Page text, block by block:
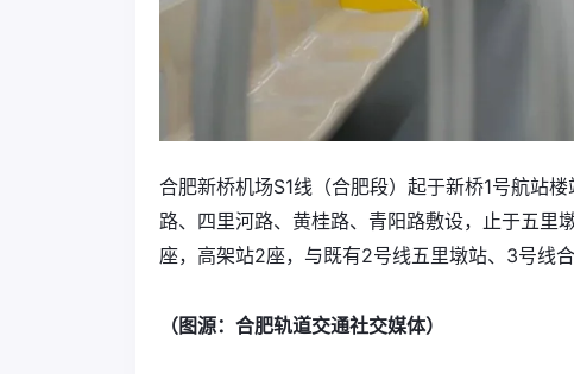
合肥新桥机场S1线（合肥段）起于新桥1号航站
路、四里河路、黄桂路、青阳路敷设，止于五里
座，高架站2座，与既有2号线五里墩站、3号线合
（图源：合肥轨道交通社交媒体）